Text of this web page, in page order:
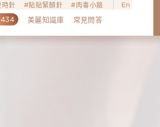
針 貼貼緊顏針 肉毒小臉 En
美麗知識庫 常見問答